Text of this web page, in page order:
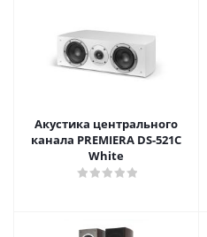
Акустика центрального
канала PREMIERA DS-521C
White